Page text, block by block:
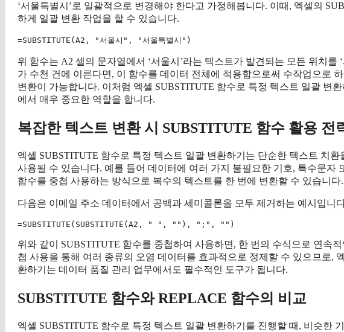
‘서울특별시’로 일괄적으로 변경해야 한다고 가정해봅니다. 이때, 엑셀의
하게 일괄 변환 작업을 할 수 있습니다.
위 함수는 A2 셀의 문자열에서 ‘서울시’라는 텍스트가 발견되는 모든 위치를
가 수천 건에 이른다면, 이 함수를 데이터 전체에 적용함으로써 수작업으로
변환이 가능합니다. 이처럼 엑셀 SUBSTITUTE 함수로 특정 텍스트 일괄 변
에서 매우 중요한 역할을 합니다.
복잡한 텍스트 변환 시 SUBSTITUTE 함수 활용 전
엑셀 SUBSTITUTE 함수로 특정 텍스트 일괄 변환하기는 단순한 텍스트 치
사용될 수 있습니다. 예를 들어 데이터에 여러 가지 불필요한 기호, 특수문자
함수를 중첩 사용하는 방식으로 복수의 텍스트를 한 번에 변환할 수 있습니다.
다음은 이메일 주소 데이터에서 공백과 세미콜론을 모두 제거하는 예시입니
위와 같이 SUBSTITUTE 함수를 중첩하여 사용하면, 한 번의 수식으로 연속
첩 사용을 통해 여러 종류의 오염 데이터를 효과적으로 정제할 수 있으므로,
환하기는 데이터 품질 관리 업무에서도 필수적인 도구가 됩니다.
SUBSTITUTE 함수와 REPLACE 함수의 비교
엑셀 SUBSTITUTE 함수로 특정 텍스트 일괄 변환하기를 진행할 때, 비슷한